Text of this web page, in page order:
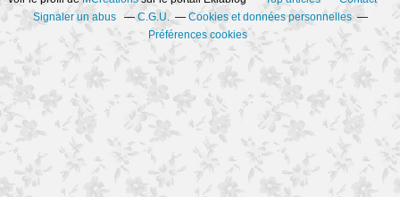
Signaler un abus
C.G.U.
Cookies et données personnelles
Préférences cookies